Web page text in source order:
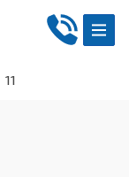
11